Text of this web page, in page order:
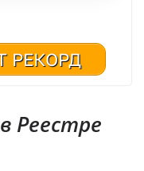
РЕКОРД
Реестре